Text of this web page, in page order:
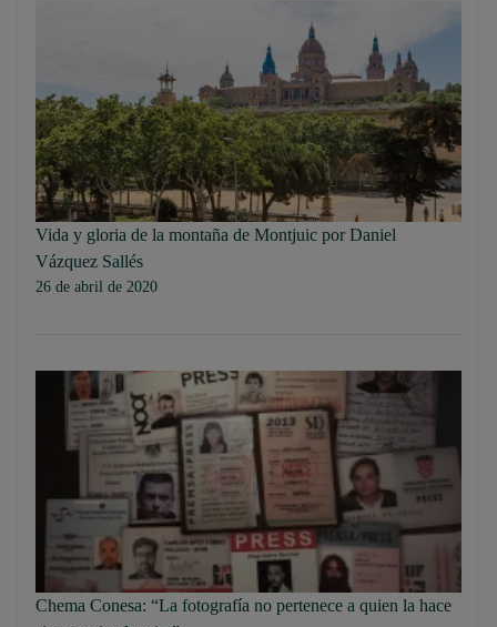
Vida y gloria de la montaña de Montjuic por Daniel
Vázquez Sallés
26 de abril de 2020
Chema Conesa: “La fotografía no pertenece a quien la hace